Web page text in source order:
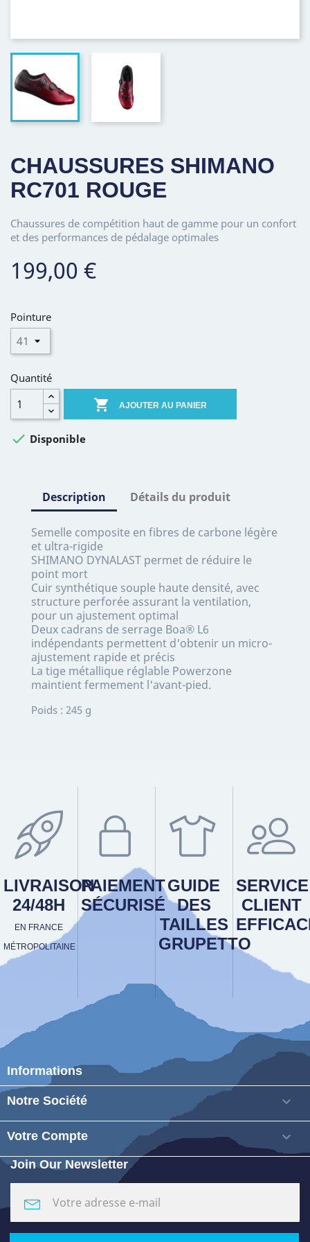
CHAUSSURES SHIMANO
RC701 ROUGE
Chaussures de compétition haut de gamme pour un confort
et des performances de pédalage optimales
199,00 €
Pointure
Quantité
 AJOUTER AU PANIER
 Disponible
Description Détails du produit
Semelle composite en fibres de carbone légère
et ultra-rigide
SHIMANO DYNALAST permet de réduire le
point mort
Cuir synthétique souple haute densité, avec
structure perforée assurant la ventilation,
pour un ajustement optimal
Deux cadrans de serrage Boa® L6
indépendants permettent d'obtenir un micro-
ajustement rapide et précis
La tige métallique réglable Powerzone
maintient fermement l'avant-pied.
Poids : 245 g
LIVRAISON
24/48H
EN FRANCE
MÉTROPOLITAINE
PAIEMENT
SÉCURISÉ
GUIDE
DES
TAILLES
GRUPETTO
SERVICE
CLIENT
Informations
Notre Société 
Votre Compte 
Join Our Newsletter